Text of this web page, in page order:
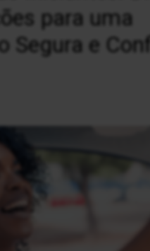
para uma
Segura e